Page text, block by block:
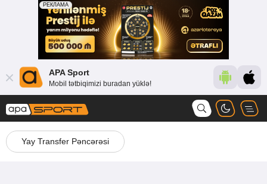
APA Sport
Mobil tətbiqimizi buradan yüklə!
Yay Transfer Pəncərəsi